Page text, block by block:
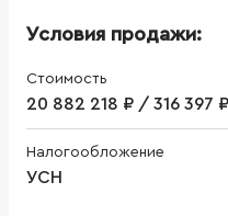
Условия продажи:
Стоимость
20 882 218 ₽ / 316 397
Налогообложение
УСН